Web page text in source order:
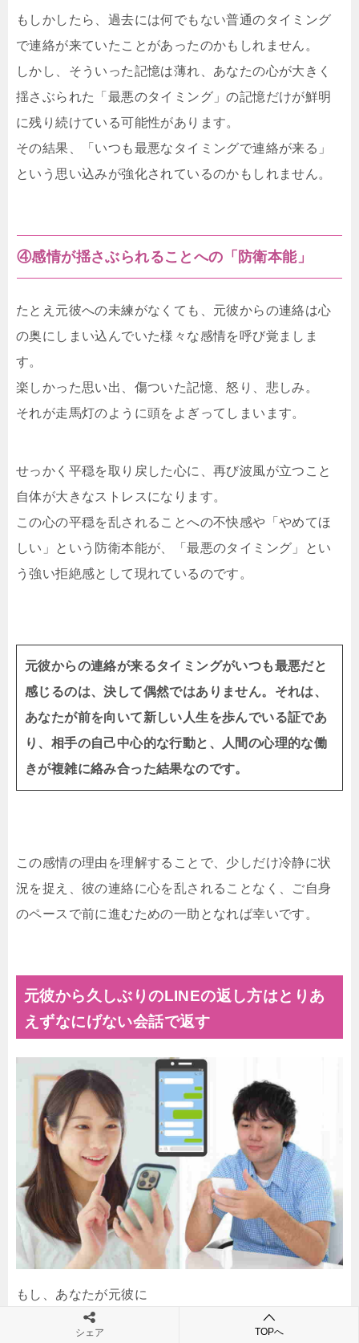
もしかしたら、過去には何でもない普通のタイミング
で連絡が来ていたことがあったのかもしれません。
しかし、そういった記憶は薄れ、あなたの心が大きく
揺さぶられた「最悪のタイミング」の記憶だけが鮮明
に残り続けている可能性があります。
その結果、「いつも最悪なタイミングで連絡が来る」
という思い込みが強化されているのかもしれません。
④感情が揺さぶられることへの「防衛本能」
たとえ元彼への未練がなくても、元彼からの連絡は心
の奥にしまい込んでいた様々な感情を呼び覚ましま
す。
楽しかった思い出、傷ついた記憶、怒り、悲しみ。
それが走馬灯のように頭をよぎってしまいます。
せっかく平穏を取り戻した心に、再び波風が立つこと
自体が大きなストレスになります。
この心の平穏を乱されることへの不快感や「やめてほ
しい」という防衛本能が、「最悪のタイミング」とい
う強い拒絶感として現れているのです。
元彼からの連絡が来るタイミングがいつも最悪だと
感じるのは、決して偶然ではありません。それは、
あなたが前を向いて新しい人生を歩んでいる証であ
り、相手の自己中心的な行動と、人間の心理的な働
きが複雑に絡み合った結果なのです。
この感情の理由を理解することで、少しだけ冷静に状
況を捉え、彼の連絡に心を乱されることなく、ご自身
のペースで前に進むための一助となれば幸いです。
元彼から久しぶりのLINEの返し方はとりあ
えずなにげない会話で返す
もし、あなたが元彼に
少しでも未練がある
シェア TOPへ